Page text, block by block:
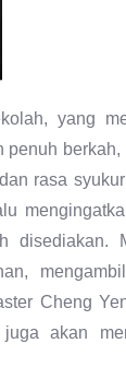
yang
rasa
disediakan.
Cheng
juga akan